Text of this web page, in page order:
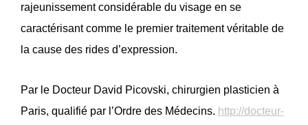
rajeunissement considérable du visage en se
caractérisant comme le premier traitement véritable de
la cause des rides d’expression.
Par le Docteur David Picovski, chirurgien plasticien à
Paris, qualifié par l’Ordre des Médecins. http://docteur-